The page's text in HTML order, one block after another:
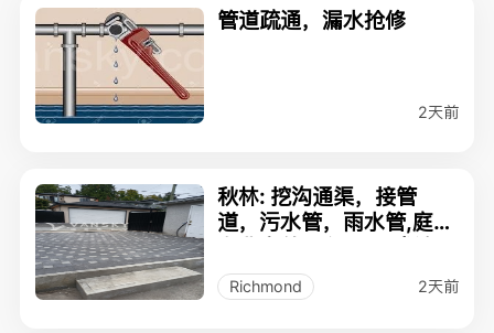
管道疏通，漏水抢修
2天前
秋林: 挖沟通渠，接管
道，污水管，雨水管,庭院
册，40年工作经验
Richmond 2天前